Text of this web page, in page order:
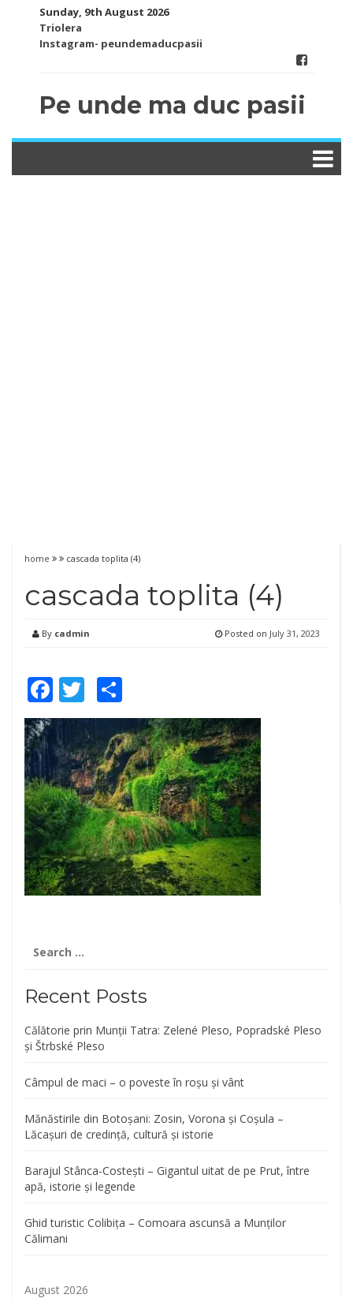
Sunday, 9th August 2026
Triolera
Instagram- peundemaducpasii
Pe unde ma duc pasii
home cascada toplita (4)
cascada toplita (4)
By cadmin Posted on July 31, 2023
Facebook
Twitter
for:
Recent Posts
Călătorie prin Munții Tatra: Zelené Pleso, Popradské Pleso
și Štrbské Pleso
Câmpul de maci – o poveste în roșu și vânt
Mănăstirile din Botoșani: Zosin, Vorona și Coșula –
Lăcașuri de credință, cultură și istorie
Barajul Stânca-Costești – Gigantul uitat de pe Prut, între
apă, istorie și legende
Ghid turistic Colibița – Comoara ascunsă a Munților
Călimani
August 2026